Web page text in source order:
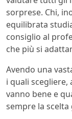
sorprese. Chi,
equilibrata
consiglio al
che più si
Avendo una
i quali scegliere,
vanno bene e
sempre la scelta